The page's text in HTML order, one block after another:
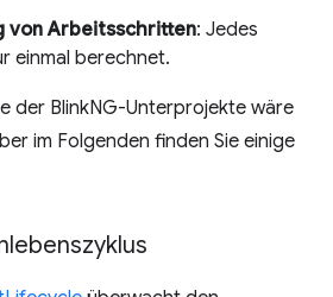
von Arbeitsschritten: Jedes
einmal berechnet.
der BlinkNG-Unterprojekte wäre
im Folgenden finden Sie einige